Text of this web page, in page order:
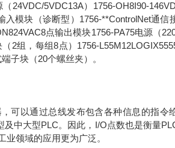
24VDC/5VDC13A）1756-OH8I90-
模块（诊断型）1756-**ControlNet通信
点输出模块1756-PA75电源（
2组，每组8点）1756-
子块（20个螺丝夹）。
可以通过总线发布包含各种信息的指令
中大型PLC。因此，I/O点数也是衡量
领域的应用更为广泛。